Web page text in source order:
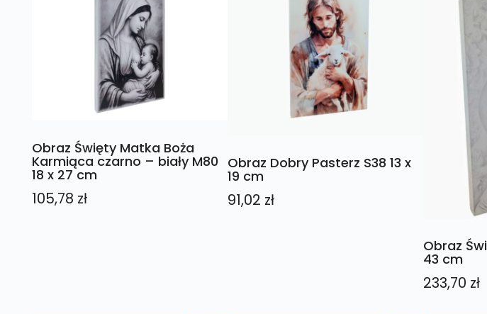
Obraz Święty Matka Boża
Karmiąca czarno – biały M80
18 x 27 cm
105,78 zł
Obraz Dobry Pasterz S38 13 x
19 cm
91,02 zł
Obraz
43 cm
233,70 zł